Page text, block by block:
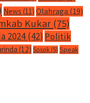
News (11) Olahraga (19)
Kukar (75)
2024(42) Politik
(12) Sosok(5) Speak